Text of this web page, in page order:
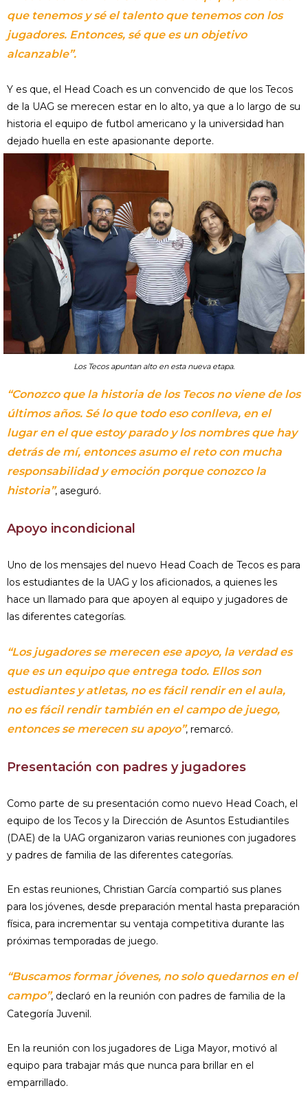
que tenemos y sé el talento que tenemos con los
jugadores. Entonces, sé que es un objetivo
alcanzable”.
Y es que, el Head Coach es un convencido de que los Tecos
de la UAG se merecen estar en lo alto, ya que a lo largo de su
historia el equipo de futbol americano y la universidad han
dejado huella en este apasionante deporte.
Los Tecos apuntan alto en esta nueva etapa.
“Conozco que la historia de los Tecos no viene de los
últimos años. Sé lo que todo eso conlleva, en el
lugar en el que estoy parado y los nombres que hay
detrás de mí, entonces asumo el reto con mucha
responsabilidad y emoción porque conozco la
historia”, aseguró.
Apoyo incondicional
Uno de los mensajes del nuevo Head Coach de Tecos es para
los estudiantes de la UAG y los aficionados, a quienes les
hace un llamado para que apoyen al equipo y jugadores de
las diferentes categorías.
“Los jugadores se merecen ese apoyo, la verdad es
que es un equipo que entrega todo. Ellos son
estudiantes y atletas, no es fácil rendir en el aula,
no es fácil rendir también en el campo de juego,
entonces se merecen su apoyo”, remarcó.
Presentación con padres y jugadores
Como parte de su presentación como nuevo Head Coach, el
equipo de los Tecos y la Dirección de Asuntos Estudiantiles
(DAE) de la UAG organizaron varias reuniones con jugadores
y padres de familia de las diferentes categorías.
En estas reuniones, Christian García compartió sus planes
para los jóvenes, desde preparación mental hasta preparación
física, para incrementar su ventaja competitiva durante las
próximas temporadas de juego.
“Buscamos formar jóvenes, no solo quedarnos en el
campo”, declaró en la reunión con padres de familia de la
Categoría Juvenil.
En la reunión con los jugadores de Liga Mayor, motivó al
equipo para trabajar más que nunca para brillar en el
emparrillado.